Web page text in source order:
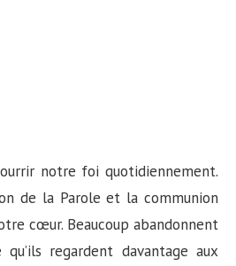
notre foi quotidiennement.
de la Parole et la communion
cœur. Beaucoup abandonnent
regardent davantage aux